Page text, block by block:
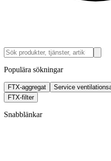
Populära sökningar
FTX-aggregat Service
FTX-filter
Snabblänkar